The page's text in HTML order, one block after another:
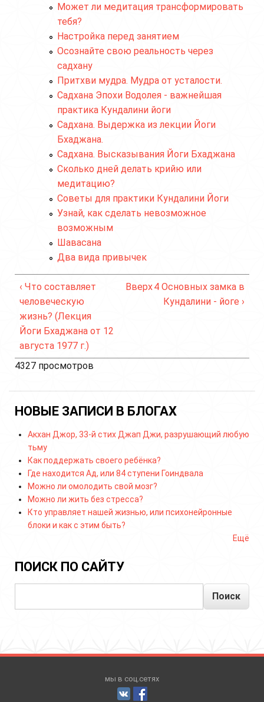
Может ли медитация трансформировать
тебя?
Настройка перед занятием
Осознайте свою реальность через
садхану
Притхви мудра. Мудра от усталости.
Садхана Эпохи Водолея - важнейшая
практика Кундалини йоги
Садхана. Выдержка из лекции Йоги
Бхаджана.
Садхана. Высказывания Йоги Бхаджана
Сколько дней делать крийю или
медитацию?
Советы для практики Кундалини Йоги
Узнай, как сделать невозможное
возможным
Шавасана
Два вида привычек
‹ Что составляет
человеческую
жизнь? (Лекция
Йоги Бхаджана от 12
августа 1977 г.)
Вверх4 Основных замка в
Кундалини - йоге ›
4327 просмотров
НОВЫЕ ЗАПИСИ В БЛОГАХ
Акхан Джор, 33-й стих Джап Джи, разрушающий любую
тьму
Как поддержать своего ребёнка?
Где находится Ад, или 84 ступени Гоиндвала
Можно ли омолодить свой мозг?
Можно ли жить без стресса?
Кто управляет нашей жизнью, или психонейронные
блоки и как с этим быть?
Ещё
ПОИСК ПО САЙТУ
мы в соц.сетях